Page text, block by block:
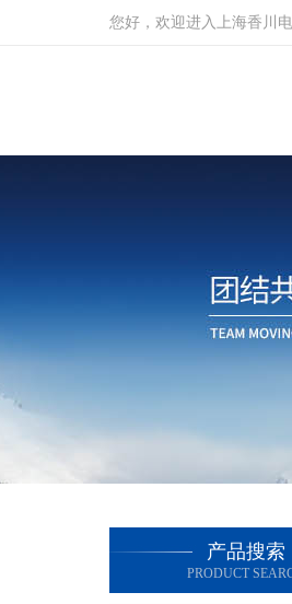
您好，欢迎进入上海香川
产品搜索
PRODUCT